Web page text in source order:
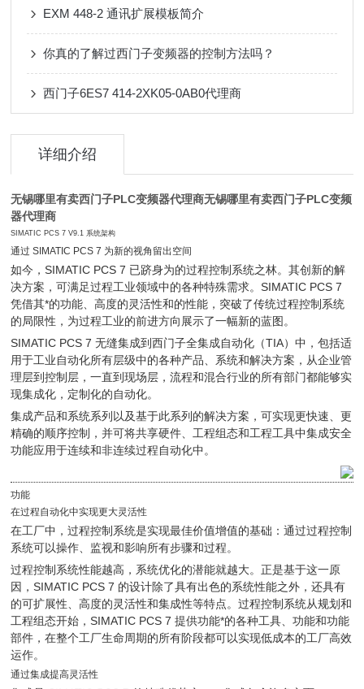
EXM 448-2 通讯扩展模板简介
你真的了解过西门子变频器的控制方法吗？
西门子6ES7 414-2XK05-0AB0代理商
详细介绍
无锡哪里有卖西门子PLC变频器代理商无锡哪里有卖西门子PLC变频
器代理商
SIMATIC PCS 7 V9.1 系统架构
通过 SIMATIC PCS 7 为新的视角留出空间
如今，SIMATIC PCS 7 已跻身为的过程控制系统之林。其创新的解
决方案，可满足过程工业领域中的各种特殊需求。SIMATIC PCS 7
凭借其*的功能、高度的灵活性和的性能，突破了传统过程控制系统
的局限性，为过程工业的前进方向展示了一幅新的蓝图。
SIMATIC PCS 7 无缝集成到西门子全集成自动化（TIA）中，包括适
用于工业自动化所有层级中的各种产品、系统和解决方案，从企业管
理层到控制层，一直到现场层，流程和混合行业的所有部门都能够实
现集成化，定制化的自动化。
集成产品和系统系列以及基于此系列的解决方案，可实现更快速、更
精确的顺序控制，并可将共享硬件、工程组态和工程工具中集成安全
功能应用于连续和非连续过程自动化中。
功能
在过程自动化中实现更大灵活性
在工厂中，过程控制系统是实现最佳价值增值的基础：通过过程控制
系统可以操作、监视和影响所有步骤和过程。
过程控制系统性能越高，系统优化的潜能就越大。正是基于这一原
因，SIMATIC PCS 7 的设计除了具有出色的系统性能之外，还具有
的可扩展性、高度的灵活性和集成性等特点。过程控制系统从规划和
工程组态开始，SIMATIC PCS 7 提供功能*的各种工具、功能和功能
部件，在整个工厂生命周期的所有阶段都可以实现低成本的工厂高效
运作。
通过集成提高灵活性